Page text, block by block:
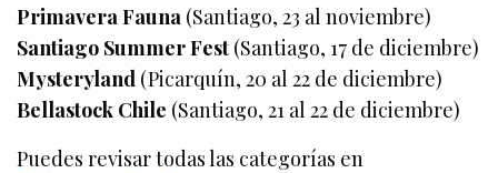
Primavera Fauna (Santiago, 23 al noviembre)
Santiago Summer Fest (Santiago, 17 de diciembre)
Mysteryland (Picarquín, 20 al 22 de diciembre)
Bellastock Chile (Santiago, 21 al 22 de diciembre)
Puedes revisar todas las categorías en